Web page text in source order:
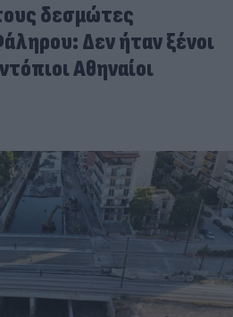
δεσμώτες
Δεν ήταν ξένοι
Αθηναίοι